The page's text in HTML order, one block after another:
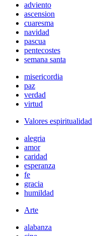
adviento
ascension
cuaresma
navidad
pascua
pentecostes
semana santa
misericordia
paz
verdad
virtud
Valores espiritualidad
alegria
amor
caridad
esperanza
fe
gracia
humildad
Arte
alabanza